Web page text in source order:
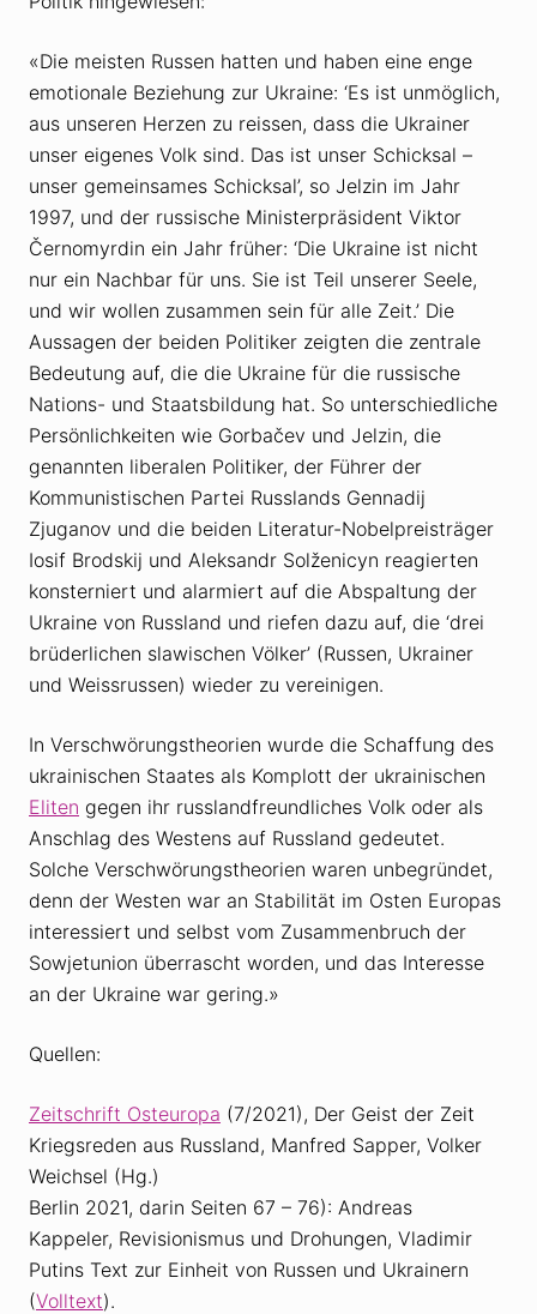
«Die meisten Russen hatten und haben eine enge
emotionale Beziehung zur Ukraine: ‘Es ist unmöglich,
aus unseren Herzen zu reissen, dass die Ukrainer
unser eigenes Volk sind. Das ist unser Schicksal –
unser gemeinsames Schicksal’, so Jelzin im Jahr
1997, und der russische Ministerpräsident Viktor
Černomyrdin ein Jahr früher: ‘Die Ukraine ist nicht
nur ein Nachbar für uns. Sie ist Teil unserer Seele,
und wir wollen zusammen sein für alle Zeit.’ Die
Aussagen der beiden Politiker zeigten die zentrale
Bedeutung auf, die die Ukraine für die russische
Nations- und Staatsbildung hat. So unterschiedliche
Persönlichkeiten wie Gorbačev und Jelzin, die
genannten liberalen Politiker, der Führer der
Kommunistischen Partei Russlands Gennadij
Zjuganov und die beiden Literatur-Nobelpreisträger
Iosif Brodskij und Aleksandr Solženicyn reagierten
konsterniert und alarmiert auf die Abspaltung der
Ukraine von Russland und riefen dazu auf, die ‘drei
brüderlichen slawischen Völker’ (Russen, Ukrainer
und Weissrussen) wieder zu vereinigen.
In Verschwörungstheorien wurde die Schaffung des
ukrainischen Staates als Komplott der ukrainischen
Eliten gegen ihr russlandfreundliches Volk oder als
Anschlag des Westens auf Russland gedeutet.
Solche Verschwörungstheorien waren unbegründet,
denn der Westen war an Stabilität im Osten Europas
interessiert und selbst vom Zusammenbruch der
Sowjetunion überrascht worden, und das Interesse
an der Ukraine war gering.»
Quellen:
Zeitschrift Osteuropa (7/2021), Der Geist der Zeit
Kriegsreden aus Russland, Manfred Sapper, Volker
Weichsel (Hg.)
Berlin 2021, darin Seiten 67 – 76): Andreas
Kappeler, Revisionismus und Drohungen, Vladimir
Putins Text zur Einheit von Russen und Ukrainern
(Volltext).